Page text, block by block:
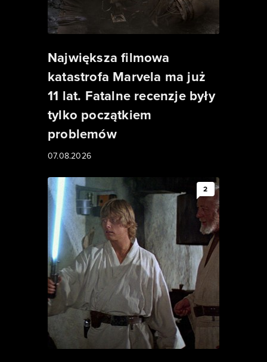
Największa filmowa
katastrofa Marvela ma już
11 lat. Fatalne recenzje były
tylko początkiem
problemów
07.08.2026
2